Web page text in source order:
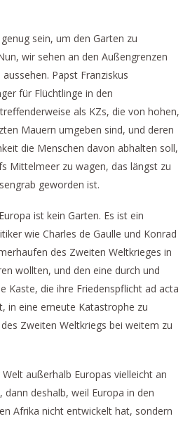
sein, um den Garten zu
wir sehen an den Außengrenzen
Papst Franziskus
für Flüchtlinge in den
als KZs, die von hohen,
Mauern umgeben sind, und deren
die Menschen davon abhalten soll,
Mittelmeer zu wagen, das längst zu
geworden ist.
ist kein Garten. Es ist ein
wie Charles de Gaulle und Konrad
des Zweiten Weltkrieges in
wollten, und den eine durch und
Kaste, die ihre Friedenspflicht ad acta
in eine erneute Katastrophe zu
Zweiten Weltkriegs bei weitem zu
außerhalb Europas vielleicht an
dann deshalb, weil Europa in den
Afrika nicht entwickelt hat, sondern